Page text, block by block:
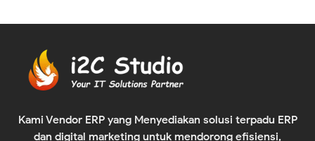
Kami Vendor ERP yang Menyediakan solusi terpadu ERP
dan digital marketing untuk mendorong efisiensi,